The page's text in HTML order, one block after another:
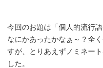
今回のお題は「個人的流行語
なにかあったかなぁ～？全
すが、とりあえずノミネー
した。